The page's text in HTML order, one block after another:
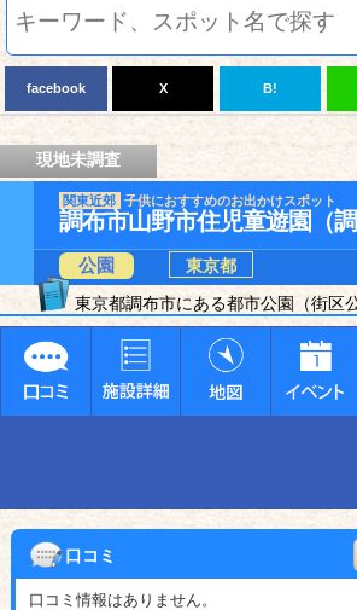
facebook X B!
現地未調査
関東近郊 子供におすすめのお出かけスポット
調布市山野市住児童遊園（調
公園
東京都
東京都調布市にある都市公園（街区
口コミ
口コミ情報はありません。